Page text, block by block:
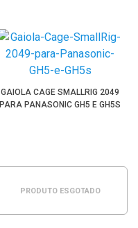
GAIOLA CAGE SMALLRIG 2049
PARA PANASONIC GH5 E GH5S
PRODUTO ESGOTADO